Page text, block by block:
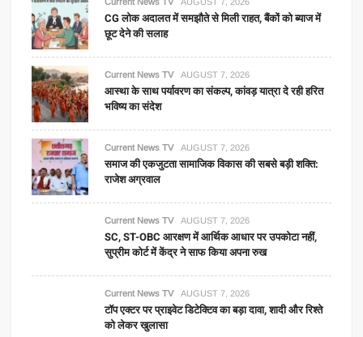
CG लोक अदालत में समझौते से मिली राहत, बैंकों को ब्याज में
छूट देने की सलाह
Current News TV AUGUST 7, 2026
आस्था के साथ पर्यावरण का संकल्प, कांवड़ यात्रा दे रही हरित
भविष्य का संदेश
Current News TV AUGUST 7, 2026
समाज की एकजुटता सामाजिक विकास की सबसे बड़ी शक्ति:
राजेश अग्रवाल
Current News TV AUGUST 7, 2026
SC, ST-OBC आरक्षण में आर्थिक आधार पर उपकोटा नहीं,
सुप्रीम कोर्ट में केंद्र ने साफ किया अपना रुख
Current News TV AUGUST 7, 2026
टॉप एक्टर पर प्राइवेट डिटेक्टिव का बड़ा दावा, शादी और रिश्ते
को लेकर खुलासा